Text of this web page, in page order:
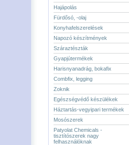
Hajápolás
Fürdősó, -olaj
Konyhafelszerelések
Napozó készítmények
Száraztészták
Gyapjútermékek
Harisnyanadrág, bokafix
Combfix, legging
Zoknik
Egészségvédő készülékek
Háztartás-vegyipari termékek
Mosószerek
Patyolat Chemicals -
tisztítószerek nagy
felhasználóknak